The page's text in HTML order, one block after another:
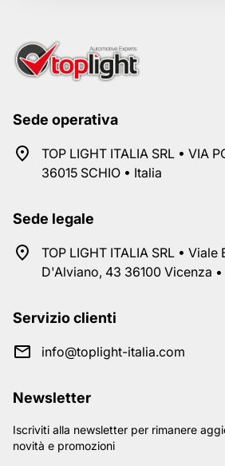
Sede operativa
TOP LIGHT ITALIA SRL • VIA
36015 SCHIO • Italia
Sede legale
TOP LIGHT ITALIA SRL •
D'Alviano, 43 36100 Vicenza •
Servizio clienti
info@toplight-italia.com
Newsletter
Iscriviti alla newsletter per rimanere
novità e promozioni